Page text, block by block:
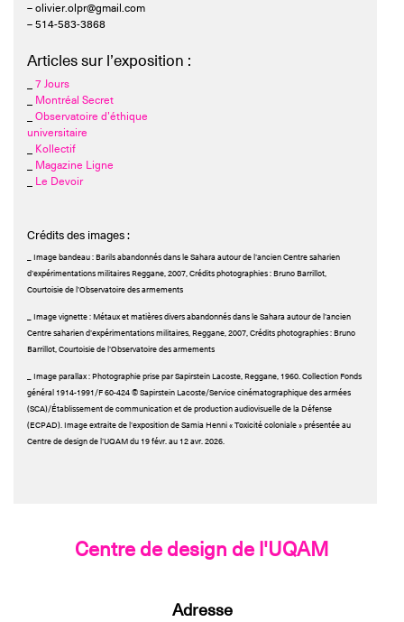
– olivier.olpr@gmail.com
– 514-583-3868
Articles sur l’exposition :
7 Jours
Montréal Secret
Observatoire d’éthique
universitaire
Kollectif
Magazine Ligne
Le Devoir
Crédits des images :
_ Image bandeau : Barils abandonnés dans le Sahara autour de l’ancien Centre saharien
d’expérimentations militaires Reggane, 2007, Crédits photographies : Bruno Barrillot,
Courtoisie de l’Observatoire des armements
_ Image vignette : Métaux et matières divers abandonnés dans le Sahara autour de l’ancien
Centre saharien d’expérimentations militaires, Reggane, 2007, Crédits photographies : Bruno
Barrillot, Courtoisie de l’Observatoire des armements
_ Image parallax : Photographie prise par Sapirstein Lacoste, Reggane, 1960. Collection Fonds
général 1914-1991/F 60-424 © Sapirstein Lacoste/Service cinématographique des armées
(SCA)/Établissement de communication et de production audiovisuelle de la Défense
(ECPAD). Image extraite de l’exposition de Samia Henni « Toxicité coloniale » présentée au
Centre de design de l’UQAM du 19 févr. au 12 avr. 2026.
Centre de design de l'UQAM
Adresse